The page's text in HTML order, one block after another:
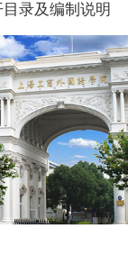
录及编制说明